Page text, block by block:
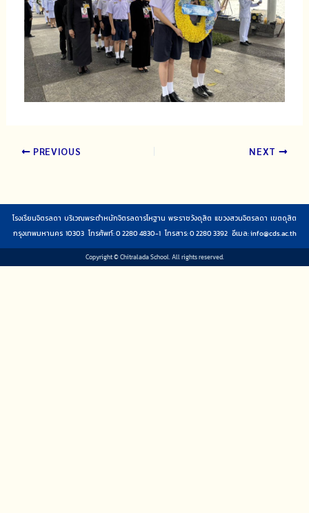
PREVIOUS NEXT
โรงเรียนจิตรลดา บริเวณพระตำหนักจิตรลดารโหฐาน พระราชวังดุสิต แขวงสวนจิตรลดา เขตดุสิต
กรุงเทพมหานคร 10303 โทรศัพท์: 0 2280 4830-1 โทรสาร: 0 2280 3392 อีเมล:info@cds.ac.th
Copyright © Chitralada School. All rights reserved.